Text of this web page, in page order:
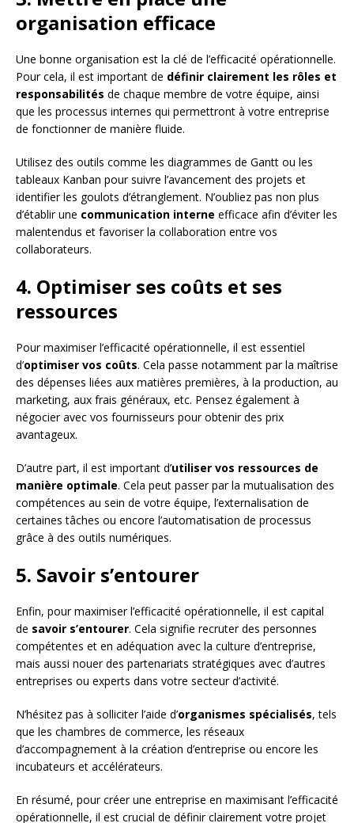
organisation efficace
Une bonne organisation est la clé de l’efficacité opérationnelle.
Pour cela, il est important de définir clairement les rôles et
responsabilités de chaque membre de votre équipe, ainsi
que les processus internes qui permettront à votre entreprise
de fonctionner de manière fluide.
Utilisez des outils comme les diagrammes de Gantt ou les
tableaux Kanban pour suivre l’avancement des projets et
identifier les goulots d’étranglement. N’oubliez pas non plus
d’établir une communication interne efficace afin d’éviter les
malentendus et favoriser la collaboration entre vos
collaborateurs.
4. Optimiser ses coûts et ses
ressources
Pour maximiser l’efficacité opérationnelle, il est essentiel
d’optimiser vos coûts. Cela passe notamment par la maîtrise
des dépenses liées aux matières premières, à la production, au
marketing, aux frais généraux, etc. Pensez également à
négocier avec vos fournisseurs pour obtenir des prix
avantageux.
D’autre part, il est important d’utiliser vos ressources de
manière optimale. Cela peut passer par la mutualisation des
compétences au sein de votre équipe, l’externalisation de
certaines tâches ou encore l’automatisation de processus
grâce à des outils numériques.
5. Savoir s’entourer
Enfin, pour maximiser l’efficacité opérationnelle, il est capital
de savoir s’entourer. Cela signifie recruter des personnes
compétentes et en adéquation avec la culture d’entreprise,
mais aussi nouer des partenariats stratégiques avec d’autres
entreprises ou experts dans votre secteur d’activité.
N’hésitez pas à solliciter l’aide d’organismes spécialisés, tels
que les chambres de commerce, les réseaux
d’accompagnement à la création d’entreprise ou encore les
incubateurs et accélérateurs.
En résumé, pour créer une entreprise en maximisant l’efficacité
opérationnelle, il est crucial de définir clairement votre projet